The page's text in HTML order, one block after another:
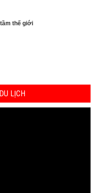
thế giới
LỊCH